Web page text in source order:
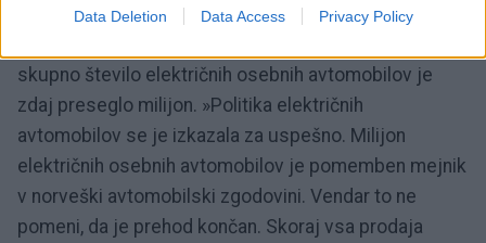
Data Deletion Data Access Privacy Policy
Vzporedno s skoraj v celoti električnim trgom novih
skupno število električnih osebnih avtomobilov je
zdaj preseglo milijon. »Politika električnih
avtomobilov se je izkazala za uspešno. Milijon
električnih osebnih avtomobilov je pomemben mejnik
v norveški avtomobilski zgodovini. Vendar to ne
pomeni, da je prehod končan. Skoraj vsa prodaja